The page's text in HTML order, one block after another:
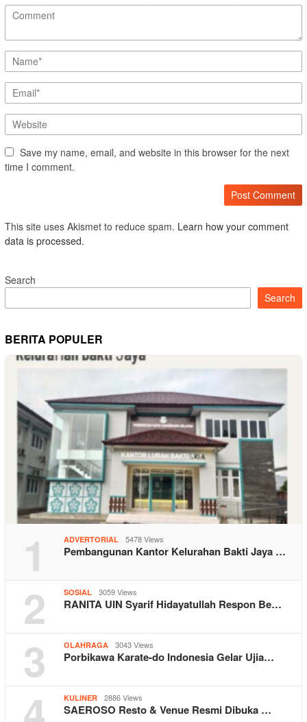
Save my name, email, and website in this browser for the next
time I comment.
This site uses Akismet to reduce spam. Learn how your comment
data is processed.
Search
Search
BERITA POPULER
1 ADVERTORIAL 5478 Views
Pembangunan Kantor Kelurahan Bakti Jaya …
2 SOSIAL 3059 Views
RANITA UIN Syarif Hidayatullah Respon Be…
3 OLAHRAGA 3043 Views
Porbikawa Karate-do Indonesia Gelar Ujia…
KULINER 2886 Views
SAEROSO Resto & Venue Resmi Dibuka …